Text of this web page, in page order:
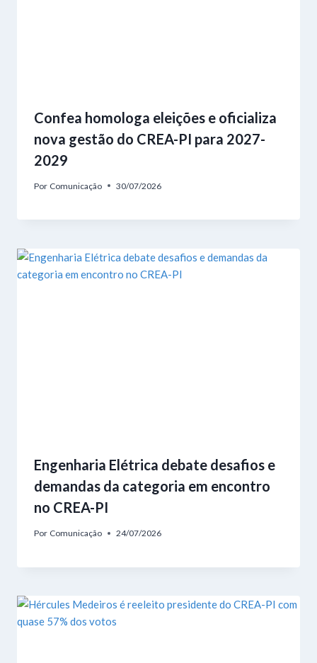
Confea homologa eleições e oficializa
nova gestão do CREA-PI para 2027-
2029
Por Comunicação 30/07/2026
Engenharia Elétrica debate desafios e
demandas da categoria em encontro
no CREA-PI
Por Comunicação 24/07/2026